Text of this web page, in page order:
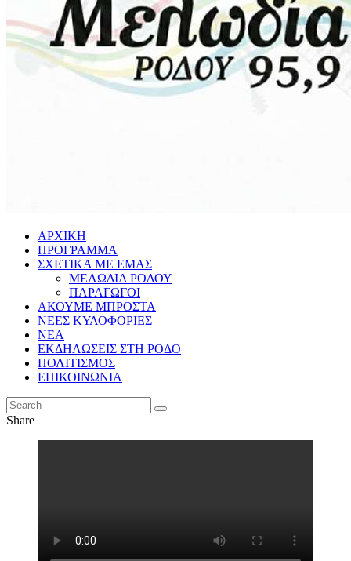
ΑΡΧΙΚΗ
ΠΡΟΓΡΑΜΜΑ
ΣΧΕΤΙΚΑ ΜΕ ΕΜΑΣ
ΜΕΛΩΔΙΑ ΡΟΔΟΥ
ΠΑΡΑΓΩΓΟΙ
ΑΚΟΥΜΕ ΜΠΡΟΣΤΑ
ΝΕΕΣ ΚΥΛΟΦΟΡΙΕΣ
ΝΕΑ
ΕΚΔΗΛΩΣΕΙΣ ΣΤΗ ΡΟΔΟ
ΠΟΛΙΤΙΣΜΟΣ
ΕΠΙΚΟΙΝΩΝΙΑ
Share